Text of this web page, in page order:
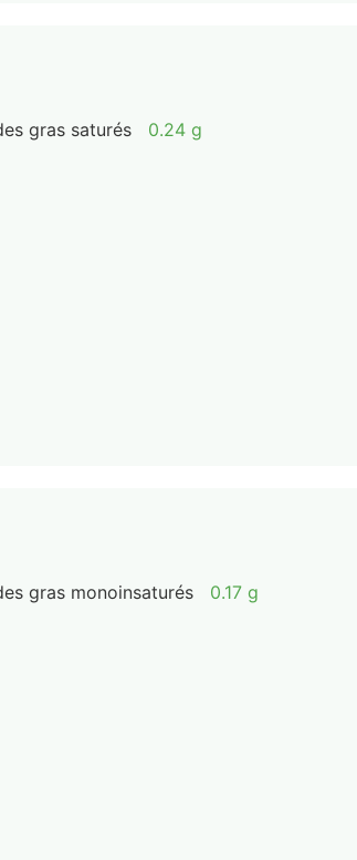
gras saturés 0.24 g
gras monoinsaturés 0.17 g